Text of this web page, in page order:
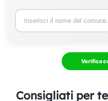
Verifica
Consigliati per